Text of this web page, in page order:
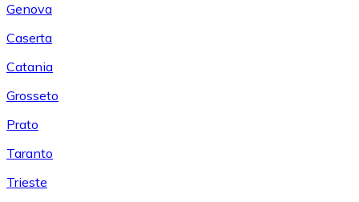
Genova
Caserta
Catania
Grosseto
Prato
Taranto
Trieste